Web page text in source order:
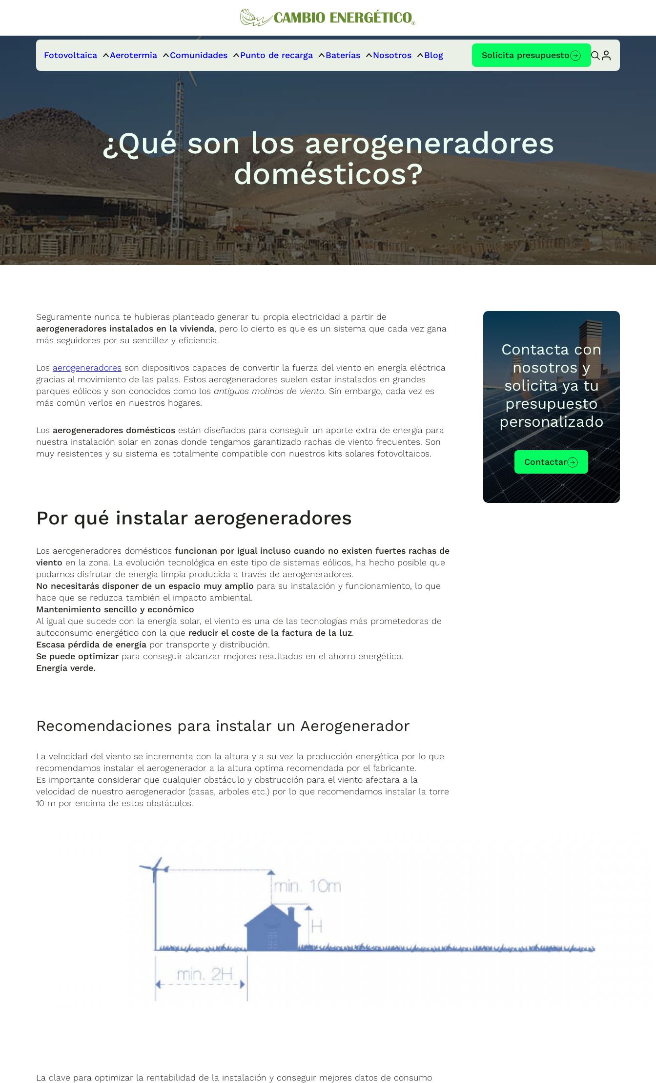
Fotovoltaica Aerotermia Comunidades Punto de recarga Baterías Nosotros Blog Solicita presupuesto
¿Qué son los aerogeneradores
domésticos?
Seguramente nunca te hubieras planteado generar tu propia electricidad a partir de
aerogeneradores instalados en la vivienda, pero lo cierto es que es un sistema que cada vez gana
más seguidores por su sencillez y eficiencia.
Los aerogeneradores son dispositivos capaces de convertir la fuerza del viento en energía eléctrica
gracias al movimiento de las palas. Estos aerogeneradores suelen estar instalados en grandes
parques eólicos y son conocidos como los antiguos molinos de viento. Sin embargo, cada vez es
más común verlos en nuestros hogares.
Los aerogeneradores domésticos están diseñados para conseguir un aporte extra de energía para
nuestra instalación solar en zonas donde tengamos garantizado rachas de viento frecuentes. Son
muy resistentes y su sistema es totalmente compatible con nuestros kits solares fotovoltaicos.
Por qué instalar aerogeneradores
Los aerogeneradores domésticosfuncionan por igual incluso cuando no existen fuertes rachas de
viento en la zona. La evolución tecnológica en este tipo de sistemas eólicos, ha hecho posible que
podamos disfrutar de energía limpia producida a través de aerogeneradores.
No necesitarás disponer de un espacio muy amplio para su instalación y funcionamiento, lo que
hace que se reduzca también el impacto ambiental.
Mantenimiento sencillo y económico
Al igual que sucede con la energía solar, el viento es una de las tecnologías más prometedoras de
autoconsumo energético con la que reducir el coste de la factura de la luz.
Escasa pérdida de energía por transporte y distribución.
Se puede optimizar para conseguir alcanzar mejores resultados en el ahorro energético.
Energía verde.
Recomendaciones para instalar un Aerogenerador
La velocidad del viento se incrementa con la altura y a su vez la producción energética por lo que
recomendamos instalar el aerogenerador a la altura optima recomendada por el fabricante.
Es importante considerar que cualquier obstáculo y obstrucción para el viento afectara a la
velocidad de nuestro aerogenerador (casas, arboles etc.) por lo que recomendamos instalar la torre
10 m por encima de estos obstáculos.
La clave para optimizar la rentabilidad de la instalación y conseguir mejores datos de consumo
Contacta con
nosotros y
solicita ya tu
presupuesto
personalizado
Contactar